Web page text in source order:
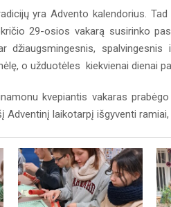
yra Advento kalendorius. Tad
29-osios vakarą susirinko
džiaugsmingesnis,
o užduotėles kiekvienai dienai
kvepiantis vakaras
Adventinį laikotarpį išgyventi